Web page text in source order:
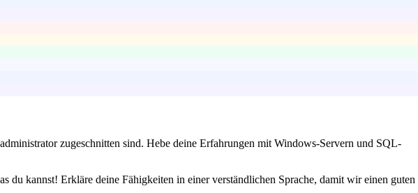
zugeschnitten sind. Hebe deine Erfahrungen mit Windows-Servern und SQL-
kannst! Erkläre deine Fähigkeiten in einer verständlichen Sprache, damit wir einen guten